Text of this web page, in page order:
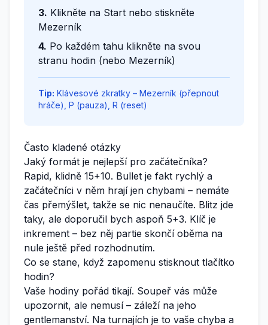
3. Klikněte na Start nebo stiskněte
Mezerník
4. Po každém tahu klikněte na svou
stranu hodin (nebo Mezerník)
Tip: Klávesové zkratky – Mezerník (přepnout
hráče), P (pauza), R (reset)
Často kladené otázky
Jaký formát je nejlepší pro začátečníka?
Rapid, klidně 15+10. Bullet je fakt rychlý a
začátečníci v něm hrají jen chybami – nemáte
čas přemýšlet, takže se nic nenaučíte. Blitz jde
taky, ale doporučil bych aspoň 5+3. Klíč je
inkrement – bez něj partie skončí oběma na
nule ještě před rozhodnutím.
Co se stane, když zapomenu stisknout tlačítko
hodin?
Vaše hodiny pořád tikají. Soupeř vás může
upozornit, ale nemusí – záleží na jeho
gentlemanství. Na turnajích je to vaše chyba a